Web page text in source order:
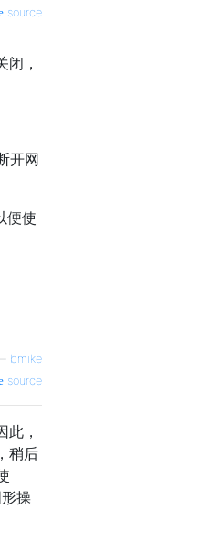
source
，
开网
便使
bmike
source
，
稍后
操